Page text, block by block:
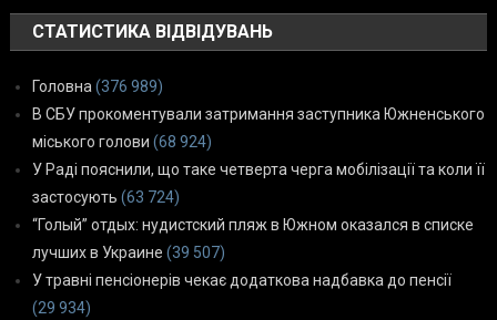
СТАТИСТИКА ВІДВІДУВАНЬ
Головна (376 989)
В СБУ прокоментували затримання заступника Южненського
міського голови (68 924)
У Раді пояснили, що таке четверта черга мобілізації та коли її
застосують (63 724)
“Голый” отдых: нудистский пляж в Южном оказался в списке
лучших в Украине (39 507)
У травні пенсіонерів чекає додаткова надбавка до пенсії
(29 934)